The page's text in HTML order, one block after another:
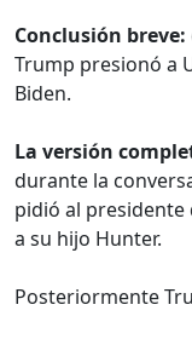
Conclusión breve:
Trump presionó a
Biden.
La versión
durante la
pidió al presidente
a su hijo Hunter.
Posteriormente